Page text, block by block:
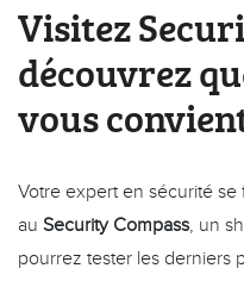
Visitez
découvrez
vous
Votre expert en sécurité
au Security Compass, un
pourrez tester les derniers